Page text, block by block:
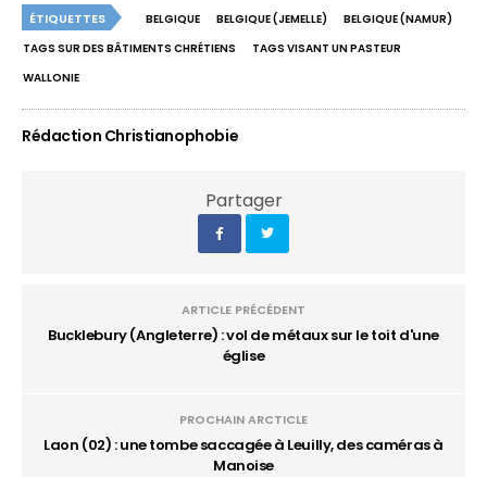
ÉTIQUETTES BELGIQUE BELGIQUE (JEMELLE)
BELGIQUE (NAMUR)
TAGS SUR DES BÂTIMENTS CHRÉTIENS
TAGS VISANT UN PASTEUR
WALLONIE
Rédaction Christianophobie
Partager
ARTICLE PRÉCÉDENT
Bucklebury (Angleterre) : vol de métaux sur le toit d'une
église
PROCHAIN ARCTICLE
Laon (02) : une tombe saccagée à Leuilly, des caméras à
Manoise